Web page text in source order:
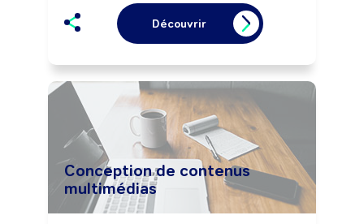
Peut participer à la définition de la
politique de communication et élaborer
le plan de communication.
Découvrir
Conception de contenus
multimédias